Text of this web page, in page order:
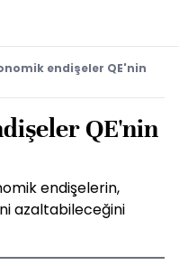
endişeler QE'nin
QE'nin
endişelerin,
azaltabileceğini